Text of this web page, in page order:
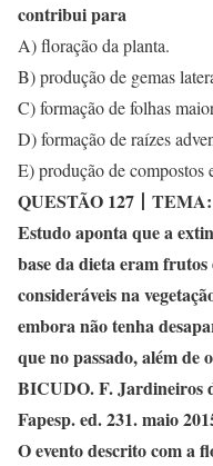
contribui para
A) floração da planta.
B) produção de gemas
C) formação de folhas
D) formação de raízes
E) produção de compostos
QUESTÃO 127 丨
Estudo aponta que a
base da dieta eram frutos
consideráveis na
embora não tenha
que no passado, além de
BICUDO. F. Jardineiros
Fapesp. ed. 231. maio
O evento descrito com a